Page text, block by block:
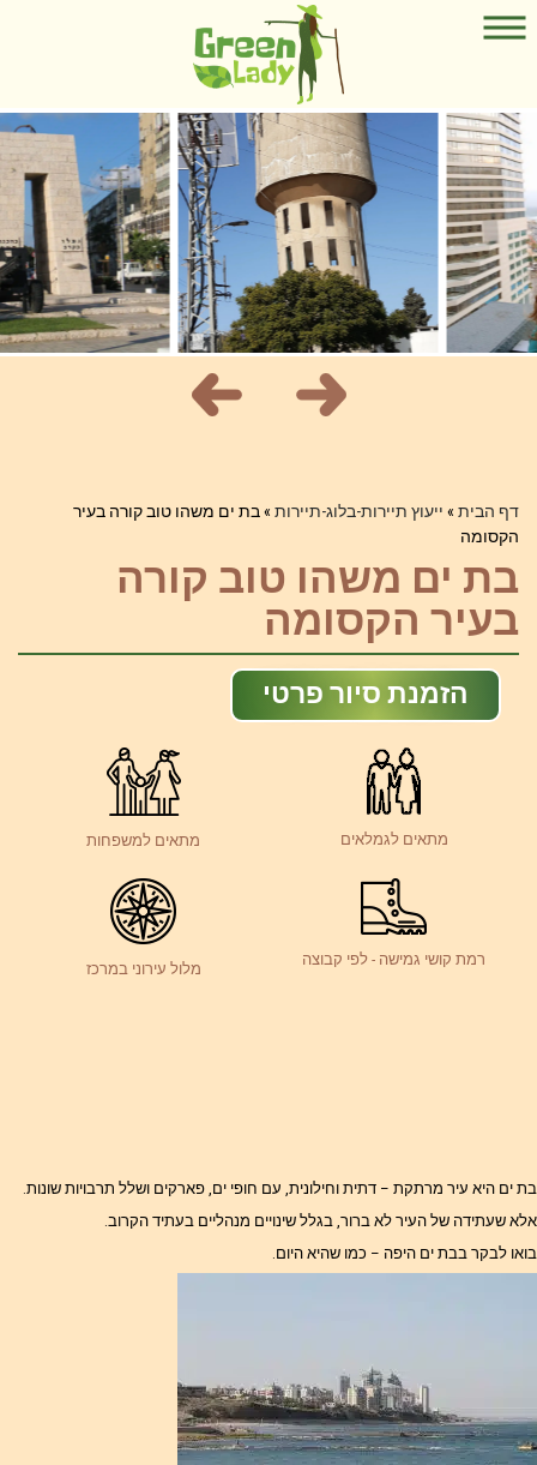
דף הבית » ייעוץ תיירות-בלוג-תיירות »בת ים משהו טוב קורה בעיר
הקסומה
בת ים משהו טוב קורה
בעיר הקסומה
הזמנת סיור פרטי
מתאים לגמלאים מתאים למשפחות
רמת קושי גמישה - לפי קבוצה
מלול עירוני במרכז
בת ים היא עיר מרתקת – דתית וחילונית, עם חופי ים, פארקים ושלל תרבויות שונות.
אלא שעתידה של העיר לא ברור, בגלל שינויים מנהליים בעתיד הקרוב.
בואו לבקר בבת ים היפה – כמו שהיא היום.